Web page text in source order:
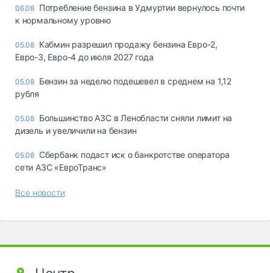
06.08 Потребление бензина в Удмуртии вернулось почти
к нормальному уровню
05.08 Кабмин разрешил продажу бензина Евро-2,
Евро-3, Евро-4 до июля 2027 года
05.08 Бензин за неделю подешевел в среднем на 1,12
рубля
05.08 Большинство АЗС в Ленобласти сняли лимит на
дизель и увеличили на бензин
05.08 Сбербанк подаст иск о банкротстве оператора
сети АЗС «ЕвроТранс»
Все новости